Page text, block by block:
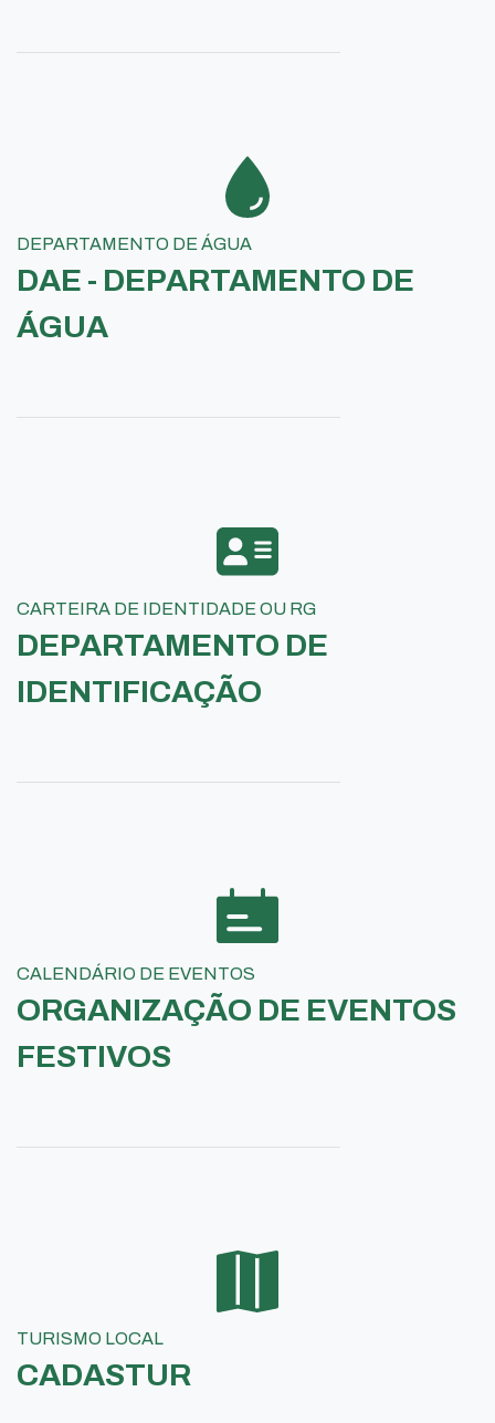
DEPARTAMENTO DE ÁGUA
DAE - DEPARTAMENTO DE
ÁGUA
CARTEIRA DE IDENTIDADE OU RG
DEPARTAMENTO DE
IDENTIFICAÇÃO
CALENDÁRIO DE EVENTOS
ORGANIZAÇÃO DE EVENTOS
FESTIVOS
TURISMO LOCAL
CADASTUR